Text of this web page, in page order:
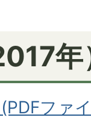
年
ファ